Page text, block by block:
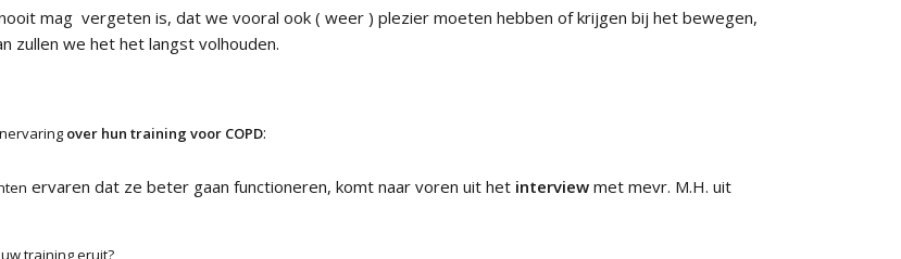
mag vergeten is, dat we vooral ook ( weer ) plezier moeten hebben of krijgen bij het bewegen,
zullen we het het langst volhouden.
over hun training voor COPD:
ervaren dat ze beter gaan functioneren, komt naar voren uit het interview met mevr. M.H. uit
training eruit?